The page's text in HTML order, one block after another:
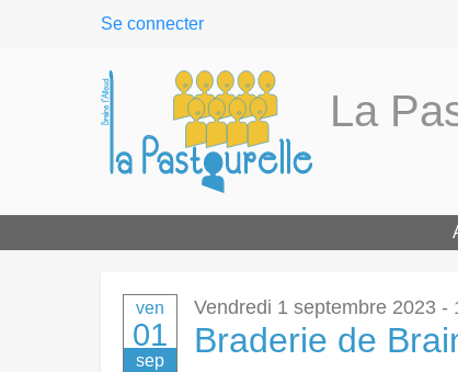
User
Se connecter
La
ven
01
sep
Vendredi 1 septembre 2023 -
Braderie de